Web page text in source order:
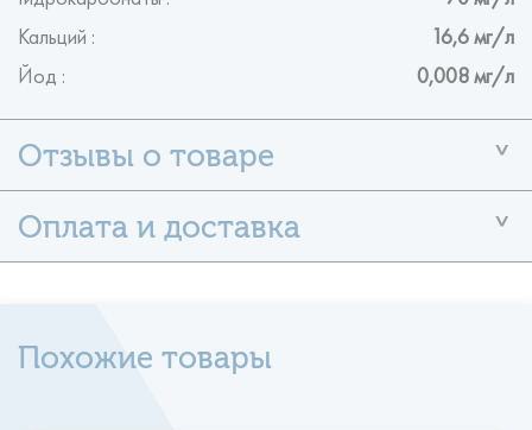
Кальций : 16,6 мг/л
Йод : 0,008 мг/л
банковской картой VISA, MASTERCARD
Похожие товары